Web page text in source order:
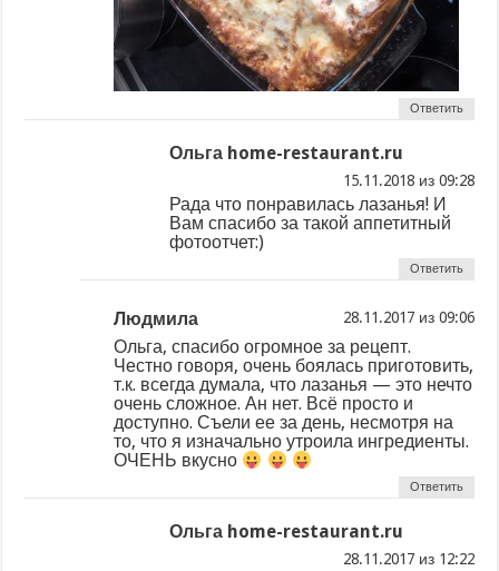
Ответить
Ольга home-restaurant.ru
из
Рада что понравилась лазанья! И
Вам спасибо за такой аппетитный
фотоотчет:)
Ответить
Людмила из
Ольга, спасибо огромное за рецепт.
Честно говоря, очень боялась приготовить,
т.к. всегда думала, что лазанья — это нечто
очень сложное. Ан нет. Всё просто и
доступно. Съели ее за день, несмотря на
то, что я изначально утроила ингредиенты.
ОЧЕНЬ вкусно
Ответить
Ольга home-restaurant.ru
из